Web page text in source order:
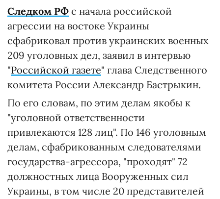
Следком РФ с начала российской
агрессии на востоке Украины
сфабриковал против украинских военных
209 уголовных дел, заявил в интервью
"Российской газете" глава Следственного
комитета России Александр Бастрыкин.
По его словам, по этим делам якобы к
"уголовной ответственности
привлекаются 128 лиц". По 146 уголовным
делам, сфабрикованным следователями
государства-агрессора, "проходят" 72
должностных лица Вооруженных сил
Украины, в том числе 20 представителей